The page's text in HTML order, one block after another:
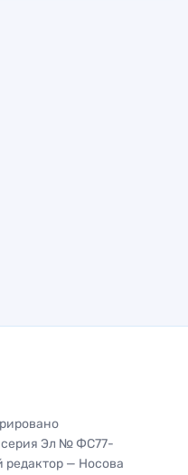
серия Эл № ФС77-
редактор — Носова